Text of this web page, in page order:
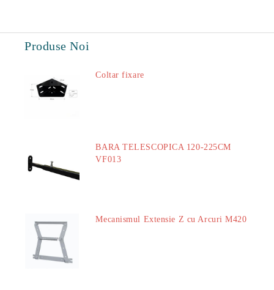
Produse Noi
Coltar fixare
BARA TELESCOPICA 120-225CM
VF013
Mecanismul Extensie Z cu Arcuri M420